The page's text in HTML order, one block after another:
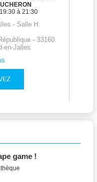
game !